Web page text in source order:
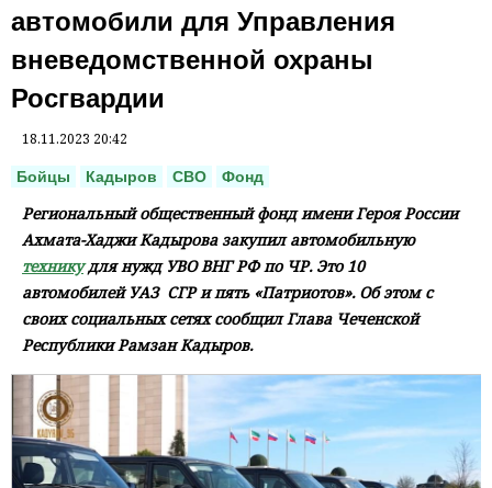
автомобили для Управления
вневедомственной охраны
Росгвардии
18.11.2023 20:42
Бойцы Кадыров СВО Фонд
Региональный общественный фонд имени Героя России
Ахмата-Хаджи Кадырова закупил автомобильную
техникудля нужд УВО ВНГ РФ по ЧР. Это 10
автомобилей УАЗ СГР и пять «Патриотов». Об этом с
своих социальных сетях сообщил Глава Чеченской
Республики Рамзан Кадыров.